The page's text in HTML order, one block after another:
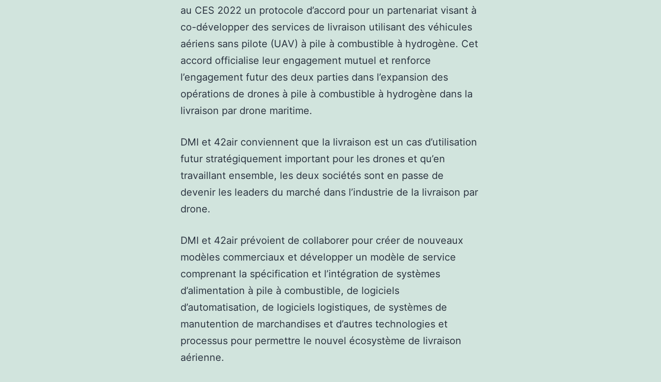
au CES 2022 un protocole d’accord pour un partenariat visant à
co-développer des services de livraison utilisant des véhicules
aériens sans pilote (UAV) à pile à combustible à hydrogène. Cet
accord officialise leur engagement mutuel et renforce
l’engagement futur des deux parties dans l’expansion des
opérations de drones à pile à combustible à hydrogène dans la
livraison par drone maritime.
DMI et 42air conviennent que la livraison est un cas d’utilisation
futur stratégiquement important pour les drones et qu’en
travaillant ensemble, les deux sociétés sont en passe de
devenir les leaders du marché dans l’industrie de la livraison par
drone.
DMI et 42air prévoient de collaborer pour créer de nouveaux
modèles commerciaux et développer un modèle de service
comprenant la spécification et l’intégration de systèmes
d’alimentation à pile à combustible, de logiciels
d’automatisation, de logiciels logistiques, de systèmes de
manutention de marchandises et d’autres technologies et
processus pour permettre le nouvel écosystème de livraison
aérienne.